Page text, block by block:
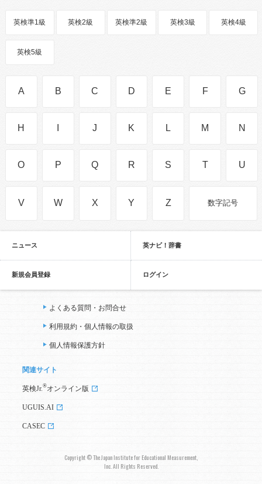
英検準1級 英検2級 英検準2級 英検3級 英検4級
英検5級
A B C D E F G
H J K L M N
O P Q R S T U
V W X Y Z 数字記号
ニュース 英ナビ！辞書
新規会員登録 ログイン
よくある質問・お問合せ
利用規約・個人情報の取扱
個人情報保護方針
関連サイト
英検Jr. ®オンライン版
UGUIS.AI
CASEC
Copyright © The Japan Institute for Educational Measurement,
Inc. All Rights Reserved.